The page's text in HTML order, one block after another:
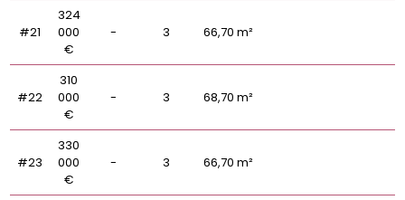
#21
324
000
€
- 3 66,70 m²
#22
310
000
€
- 3 68,70 m²
#23
330
000
€
- 3 66,70 m²